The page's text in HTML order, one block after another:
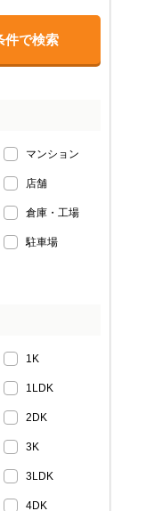
マンション
店舗
倉庫・工場
駐車場
1K
1LDK
2DK
3K
3LDK
4DK